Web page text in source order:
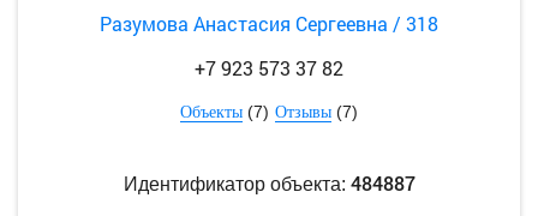
Разумова Анастасия Сергеевна / 318
+7 923 573 37 82
Объекты (7) Отзывы (7)
Идентификатор объекта: 484887